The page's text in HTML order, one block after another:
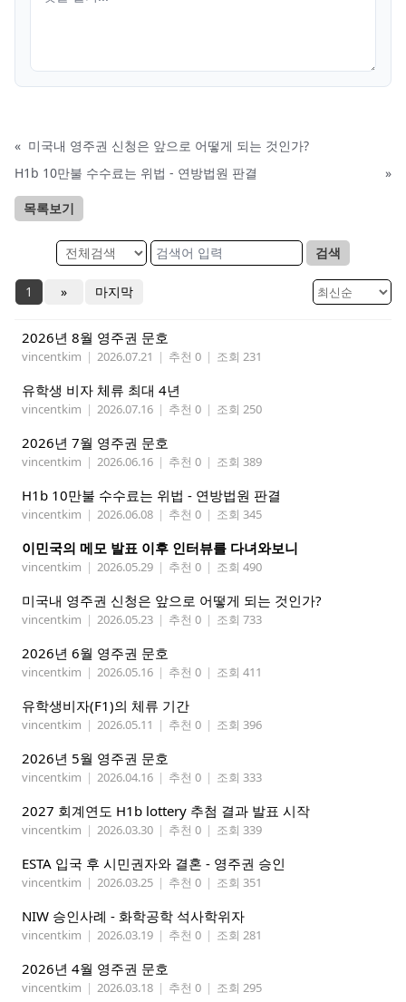
« 미국내 영주권 신청은 앞으로 어떻게 되는 것인가?
H1b 10만불 수수료는 위법 - 연방법원 판결
»
목록보기
검색
1 » 마지막
2026년 8월 영주권 문호
vincentkim | 2026.07.21 | 추천 0 | 조회 231
유학생 비자 체류 최대 4년
vincentkim | 2026.07.16 | 추천 0 | 조회 250
2026년 7월 영주권 문호
vincentkim | 2026.06.16 | 추천 0 | 조회 389
H1b 10만불 수수료는 위법 - 연방법원 판결
vincentkim | 2026.06.08 | 추천 0 | 조회 345
이민국의 메모 발표 이후 인터뷰를 다녀와보니
vincentkim | 2026.05.29 | 추천 0 | 조회 490
미국내 영주권 신청은 앞으로 어떻게 되는 것인가?
vincentkim | 2026.05.23 | 추천 0 | 조회 733
2026년 6월 영주권 문호
vincentkim | 2026.05.16 | 추천 0 | 조회 411
유학생비자(F1)의 체류 기간
vincentkim | 2026.05.11 | 추천 0 | 조회 396
2026년 5월 영주권 문호
vincentkim | 2026.04.16 | 추천 0 | 조회 333
2027 회계연도 H1b lottery 추첨 결과 발표 시작
vincentkim | 2026.03.30 | 추천 0 | 조회 339
ESTA 입국 후 시민권자와 결혼 - 영주권 승인
vincentkim | 2026.03.25 | 추천 0 | 조회 351
NIW 승인사례 - 화학공학 석사학위자
vincentkim | 2026.03.19 | 추천 0 | 조회 281
2026년 4월 영주권 문호
vincentkim | 2026.03.18 | 추천 0 | 조회 295